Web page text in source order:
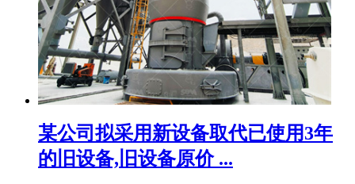
某公司拟采用新设备取代已使用3年
的旧设备,旧设备原价 ...